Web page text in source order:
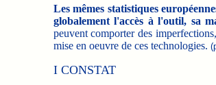
Les mêmes statistiques
globalement l'accès à l'outil, sa
peuvent comporter des
mise en oeuvre de ces technologies.
I CONSTAT